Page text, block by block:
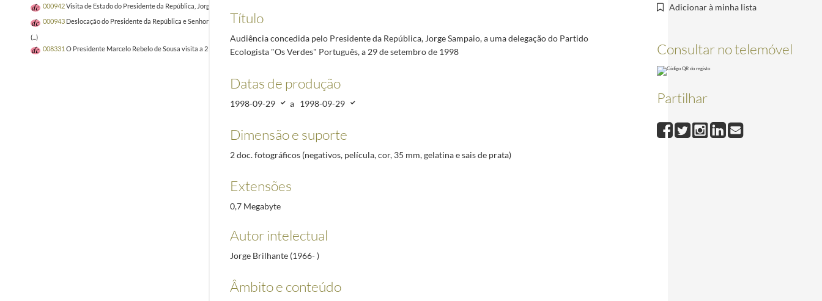
000942Visita de Estado do Presidente da República, Jorge Sampaio, à República da Hungria, de 11 a 15 de abril de 1999
000943 Deslocação do Presidente da República e Senhora de Jorge Sampaio, ao Porto e Vila Nova de Gaia, a 1 e 2 de outubro de 1998
(...)
008331 O Presidente Marcelo Rebelo de Sousa visita a 21.ª edição da Vindouro | Wine and History, Festa Pombalina, sendo homenageado como Cidadão Honorário de São João da Pesqueira e recebido a Chave de Honra da vila, a 2 de setembro de 20232023-09-02/
Adicionar à minha lista
Consultar no telemóvel
Partilhar
Título
Audiência concedida pelo Presidente da República, Jorge Sampaio, a uma delegação do Partido
Ecologista "Os Verdes" Português, a 29 de setembro de 1998
Datas de produção
1998-09-29 a 1998-09-29
Dimensão e suporte
2 doc. fotográficos (negativos, película, cor, 35 mm, gelatina e sais de prata)
Extensões
0,7 Megabyte
Autor intelectual
Jorge Brilhante (1966- )
Âmbito e conteúdo